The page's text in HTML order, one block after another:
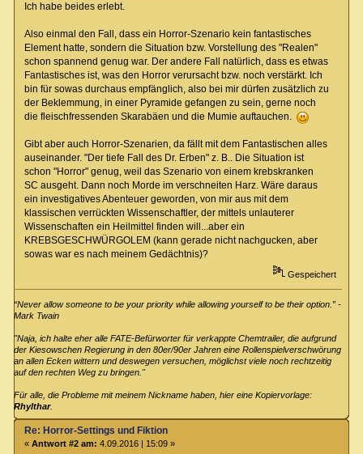
Ich habe beides erlebt.
Also einmal den Fall, dass ein Horror-Szenario kein fantastisches
Element hatte, sondern die Situation bzw. Vorstellung des "Realen"
schon spannend genug war. Der andere Fall natürlich, dass es etwas
Fantastisches ist, was den Horror verursacht bzw. noch verstärkt. Ich
bin für sowas durchaus empfänglich, also bei mir dürfen zusätzlich zu
der Beklemmung, in einer Pyramide gefangen zu sein, gerne noch
die fleischfressenden Skarabäen und die Mumie auftauchen.
Gibt aber auch Horror-Szenarien, da fällt mit dem Fantastischen alles
auseinander. "Der tiefe Fall des Dr. Erben" z. B.. Die Situation ist
schon "Horror" genug, weil das Szenario von einem krebskranken
SC ausgeht. Dann noch Morde im verschneiten Harz. Wäre daraus
ein investigatives Abenteuer geworden, von mir aus mit dem
klassischen verrückten Wissenschaftler, der mittels unlauterer
Wissenschaften ein Heilmittel finden will...aber ein
KREBSGESCHWÜRGOLEM (kann gerade nicht nachgucken, aber
sowas war es nach meinem Gedächtnis)?
Gespeichert
“Never allow someone to be your priority while allowing yourself to be their option.” -
Mark Twain
"Naja, ich halte eher alle FATE-Befürworter für verkappte Chemtrailer, die aufgrund
der Kiesowschen Regierung in den 80er/90er Jahren eine Rollenspielverschwörung
an allen Ecken wittern und deswegen versuchen, möglichst viele noch rechtzeitig
auf den rechten Weg zu bringen."
Für alle, die Probleme mit meinem Nickname haben, hier eine Kopiervorlage:
Rhylthar.
Re: Horror-Settings und Fiktion
« Antwort #2 am: 4.09.2016 | 15:09 »